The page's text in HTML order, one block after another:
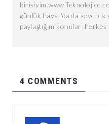
günlük hayat'da da severek
paylaştığım konuları
4 COMMENTS